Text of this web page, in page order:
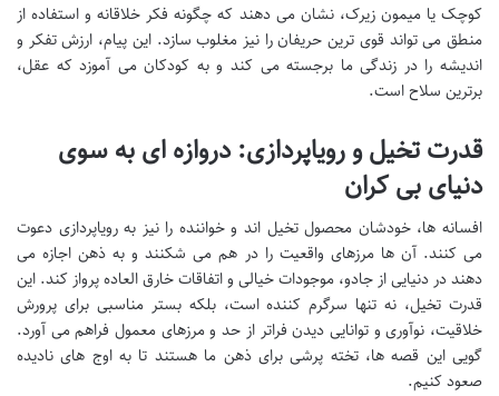
کوچک یا میمون زیرک، نشان می دهند که چگونه فکر خلاقانه و استفاده از
منطق می تواند قوی ترین حریفان را نیز مغلوب سازد. این پیام، ارزش تفکر و
اندیشه را در زندگی ما برجسته می کند و به کودکان می آموزد که عقل،
برترین سلاح است.
قدرت تخیل و رویاپردازی: دروازه ای به سوی
دنیای بی کران
افسانه ها، خودشان محصول تخیل اند و خواننده را نیز به رویاپردازی دعوت
می کنند. آن ها مرزهای واقعیت را در هم می شکنند و به ذهن اجازه می
دهند در دنیایی از جادو، موجودات خیالی و اتفاقات خارق العاده پرواز کند. این
قدرت تخیل، نه تنها سرگرم کننده است، بلکه بستر مناسبی برای پرورش
خلاقیت، نوآوری و توانایی دیدن فراتر از حد و مرزهای معمول فراهم می آورد.
گویی این قصه ها، تخته پرشی برای ذهن ما هستند تا به اوج های نادیده
صعود کنیم.